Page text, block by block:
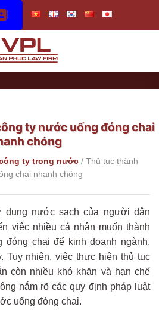
ty nước uống đóng chai
chóng
ty trong nước / Thủ tục thành
chai nhanh chóng
dụng nước sạch của người dân
việc nhiều cá nhân muốn thành
đóng chai để kinh doanh ngành,
Tuy nhiên, việc thực hiện thủ tục
còn nhiều khó khăn và hạn chế
nắm rõ các quy định pháp luật
uống đóng chai.